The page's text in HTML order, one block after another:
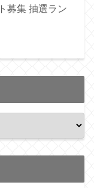
募集 抽選ラン